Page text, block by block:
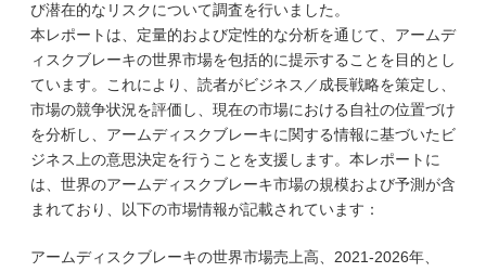
び潜在的なリスクについて調査を行いました。
本レポートは、定量的および定性的な分析を通じて、アームデ
ィスクブレーキの世界市場を包括的に提示することを目的とし
ています。これにより、読者がビジネス／成長戦略を策定し、
市場の競争状況を評価し、現在の市場における自社の位置づけ
を分析し、アームディスクブレーキに関する情報に基づいたビ
ジネス上の意思決定を行うことを支援します。本レポートに
は、世界のアームディスクブレーキ市場の規模および予測が含
まれており、以下の市場情報が記載されています：
アームディスクブレーキの世界市場売上高、2021-2026年、